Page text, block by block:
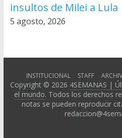
insultos de Milei a Lula
5 agosto, 2026
INSTITUCIONAL STAFF
Copyright © 2026 4SEMANAS |
el mundo. Todos los derechos
notas se pueden reproducir